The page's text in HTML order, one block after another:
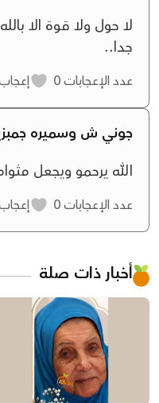
لا حول ولا قوة الا
جدا..
عدد الإعجابات
جوني ش وسميره
الله يرحمو ويجعل
عدد الإعجابات
أخبار ذات صلة